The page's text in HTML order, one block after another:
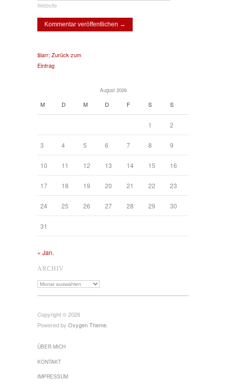
Website
$larr; Zurück zum
Eintrag
August 2026
M D M D F S S
1 2
3 4 5 6 7 8 9
10 11 12 13 14 15 16
17 18 19 20 21 22 23
24 25 26 27 28 29 30
31
« Jan.
ARCHIV
Archiv
Copyright © 2026
Powered by Oxygen Theme
ÜBER MICH
KONTAKT
IMPRESSUM